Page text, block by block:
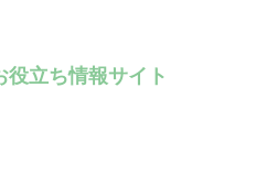
役立ち情報サイト